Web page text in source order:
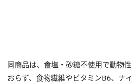
同商品は、食塩・砂糖不使用で動物
おらず、食物繊維やビタミンB6、ナ